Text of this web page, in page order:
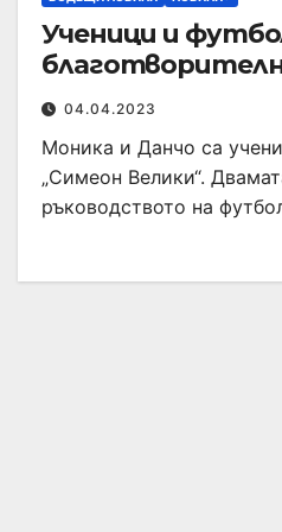
Ученици и
04.04.2023
Моника и Данчо са
„Симеон Велики“.
ръководството на